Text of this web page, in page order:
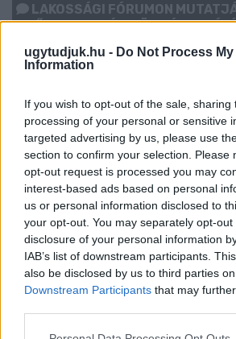
ugytudjuk.hu - Do Not Process My
Information
If you wish to opt-out of the sale, sharing
processing of your personal or sensitive
targeted advertising by us, please use
section to confirm your selection. Please
opt-out request is processed you may
interest-based ads based on personal
us or personal information disclosed to
your opt-out. You may separately opt-
disclosure of your personal information
IAB’s list of downstream participants.
also be disclosed by us to third parties
Downstream Participants that may
Please note that this website/app uses
LAKOSSÁGI FÓRUMON
GYŐRSZENTIVÁNI KÖR TÉR
Augusztus 6-án a beruházás